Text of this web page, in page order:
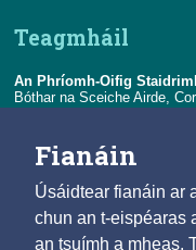
Fianáin
Úsáidtear fianáin ar
chun an t-eispéaras
an tsuímh a mheas.
Teagmháil
An Phríomh-Oifig
Bóthar na Sceiche Airde,
R-phost:
eolas@cso.ie
Naisc